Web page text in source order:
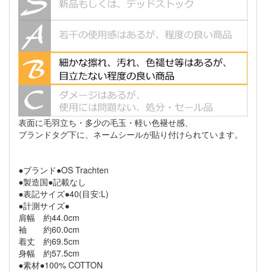
表面に毛羽立ち・多少の毛玉・軽い色褪せ感、
ブランドタグ下に、ネームシールが貼り付けられています。
●ブランド●OS Trachten
●製造国●記載なし
●表記サイズ●40(目安:L)
●計測サイズ●
肩幅 約44.0cm
袖 約60.0cm
着丈 約69.5cm
身幅 約57.5cm
●素材●100% COTTON